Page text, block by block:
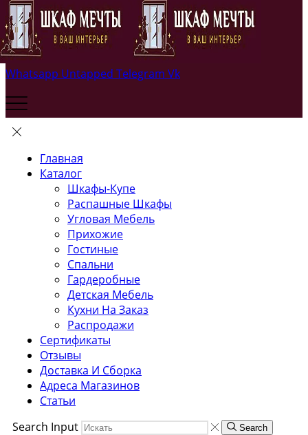
Whatsapp Untapped Telegram Vk
Главная
Каталог
Шкафы-Купе
Распашные Шкафы
Угловая Мебель
Прихожие
Гостиные
Спальни
Гардеробные
Детская Мебель
Кухни На Заказ
Распродажи
Сертификаты
Отзывы
Доставка И Сборка
Адреса Магазинов
Статьи
Search Input
Search